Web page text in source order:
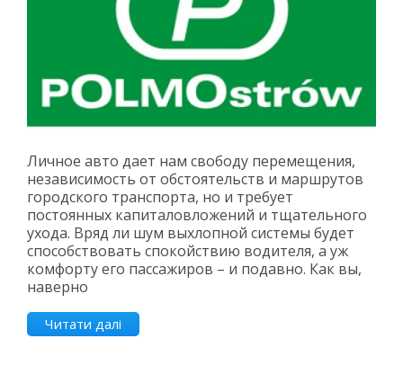
Личное авто дает нам свободу перемещения,
независимость от обстоятельств и маршрутов
городского транспорта, но и требует
постоянных капиталовложений и тщательного
ухода. Вряд ли шум выхлопной системы будет
способствовать спокойствию водителя, а уж
комфорту его пассажиров – и подавно. Как вы,
наверно
Читати далі